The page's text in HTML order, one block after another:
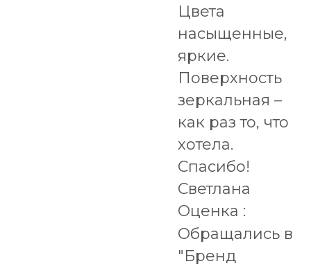
Цвета
насыщенные,
яркие.
Поверхность
зеркальная –
как раз то, что
хотела.
Спасибо!
Светлана
Оценка :
Обращались в
"Бренд